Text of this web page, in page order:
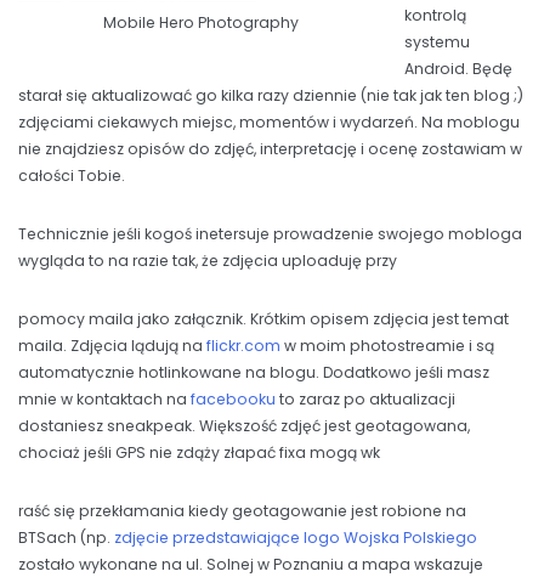
Mobile Hero Photography
kontrolą
systemu
Android. Będę
starał się aktualizować go kilka razy dziennie (nie tak jak ten blog ;)
zdjęciami ciekawych miejsc, momentów i wydarzeń. Na moblogu
nie znajdziesz opisów do zdjęć, interpretację i ocenę zostawiam w
całości Tobie.
Technicznie jeśli kogoś inetersuje prowadzenie swojego mobloga
wygląda to na razie tak, że zdjęcia uploaduję przy
pomocy maila jako załącznik. Krótkim opisem zdjęcia jest temat
maila. Zdjęcia lądują na flickr.com w moim photostreamie i są
automatycznie hotlinkowane na blogu. Dodatkowo jeśli masz
mnie w kontaktach na facebooku to zaraz po aktualizacji
dostaniesz sneakpeak. Większość zdjęć jest geotagowana,
chociaż jeśli GPS nie zdąży złapać fixa mogą wk
raść się przekłamania kiedy geotagowanie jest robione na
BTSach (np. zdjęcie przedstawiające logo Wojska Polskiego
zostało wykonane na ul. Solnej w Poznaniu a mapa wskazuje